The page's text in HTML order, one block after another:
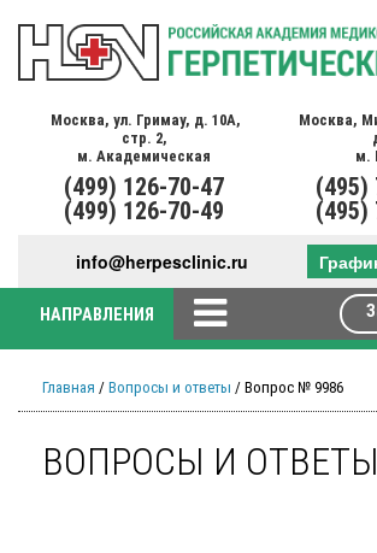
Москва, ул. Гримау, д. 10А,
стр. 2,
м. Академическая
(499) 126-70-47
(499) 126-70-49
Москва,
м.
(495)
(495)
info@herpesclinic.ru
НАПРАВЛЕНИЯ
Главная / Вопросы и ответы / Вопрос № 9986
ВОПРОСЫ И ОТВЕТЫ